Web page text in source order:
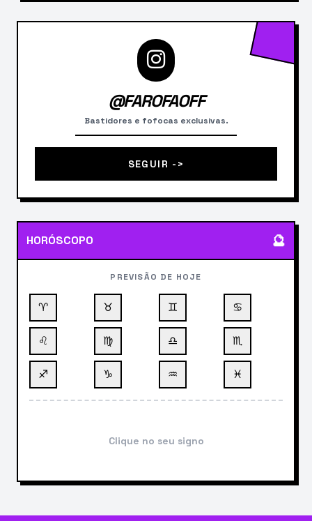
@FAROFAOFF
Bastidores e fofocas exclusivas.
SEGUIR ->
HORÓSCOPO 🔮
PREVISÃO DE HOJE
♈ ♉ ♊ ♋
♌ ♍ ♎ ♏
♐ ♑ ♒ ♓
Clique no seu signo